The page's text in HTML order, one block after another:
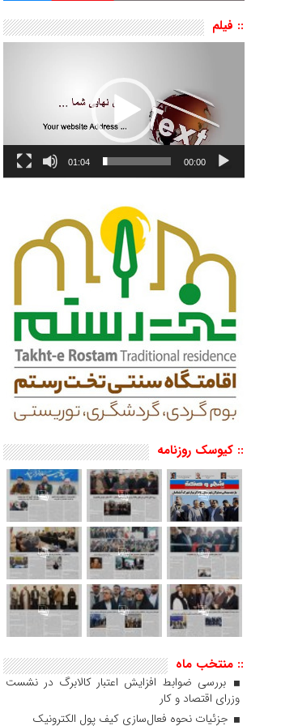
:: فیلم
نمایشگر
00:00
01:04
:: کیوسک روزنامه
:: منتخب ماه
بررسی ضوابط افزایش اعتبار کالابرگ در نشست
وزرای اقتصاد و کار
جزئیات نحوه فعال‌سازی کیف پول الکترونیک